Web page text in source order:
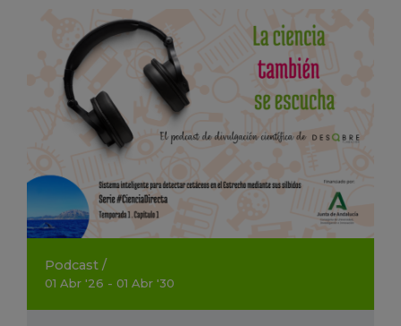
Podcast /
01 Abr '26 - 01 Abr '30